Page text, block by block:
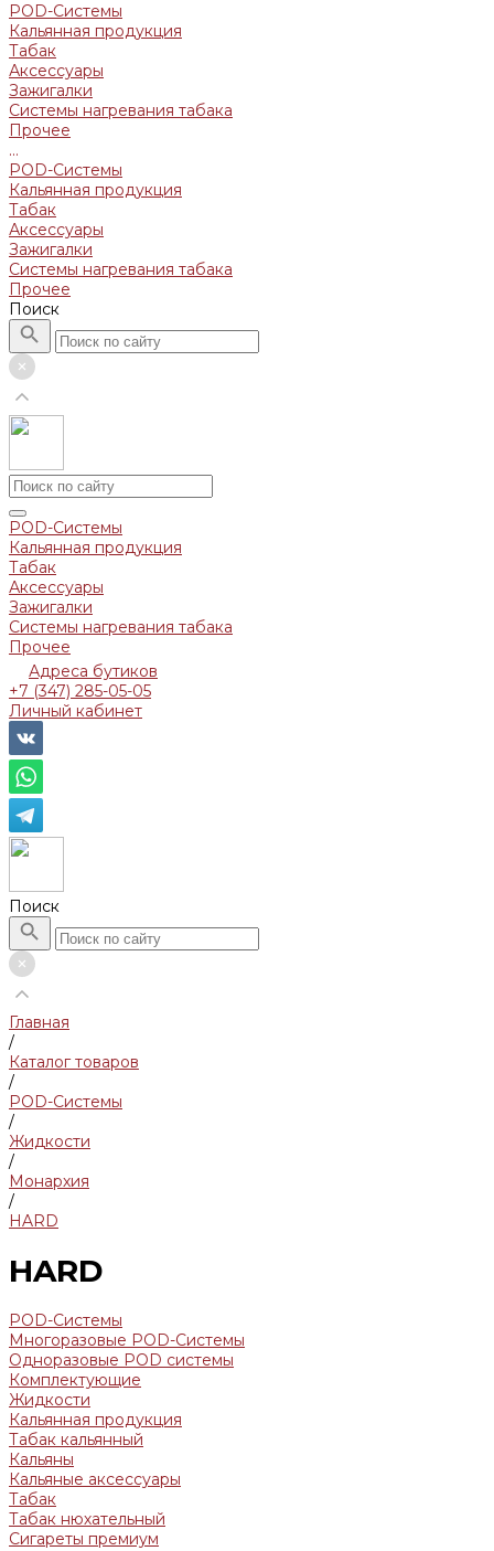
POD-Системы
Кальянная продукция
Табак
Аксессуары
Зажигалки
Системы нагревания табака
Прочее
...
POD-Системы
Кальянная продукция
Табак
Аксессуары
Зажигалки
Системы нагревания табака
Прочее
Поиск
POD-Системы
Кальянная продукция
Табак
Аксессуары
Зажигалки
Системы нагревания табака
Прочее
Адреса бутиков
+7 (347) 285-05-05
Личный кабинет
Поиск
Главная
/
Каталог товаров
/
POD-Системы
/
Жидкости
/
Монархия
/
HARD
HARD
POD-Системы
Многоразовые POD-Системы
Одноразовые POD системы
Комплектующие
Жидкости
Кальянная продукция
Табак кальянный
Кальяны
Кальяные аксессуары
Табак
Табак нюхательный
Сигареты премиум